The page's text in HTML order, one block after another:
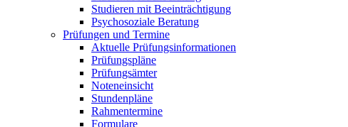
Studieren mit Beeinträchtigung
Psychosoziale Beratung
Prüfungen und Termine
Aktuelle Prüfungsinformationen
Prüfungspläne
Prüfungsämter
Noteneinsicht
Stundenpläne
Rahmentermine
Formulare